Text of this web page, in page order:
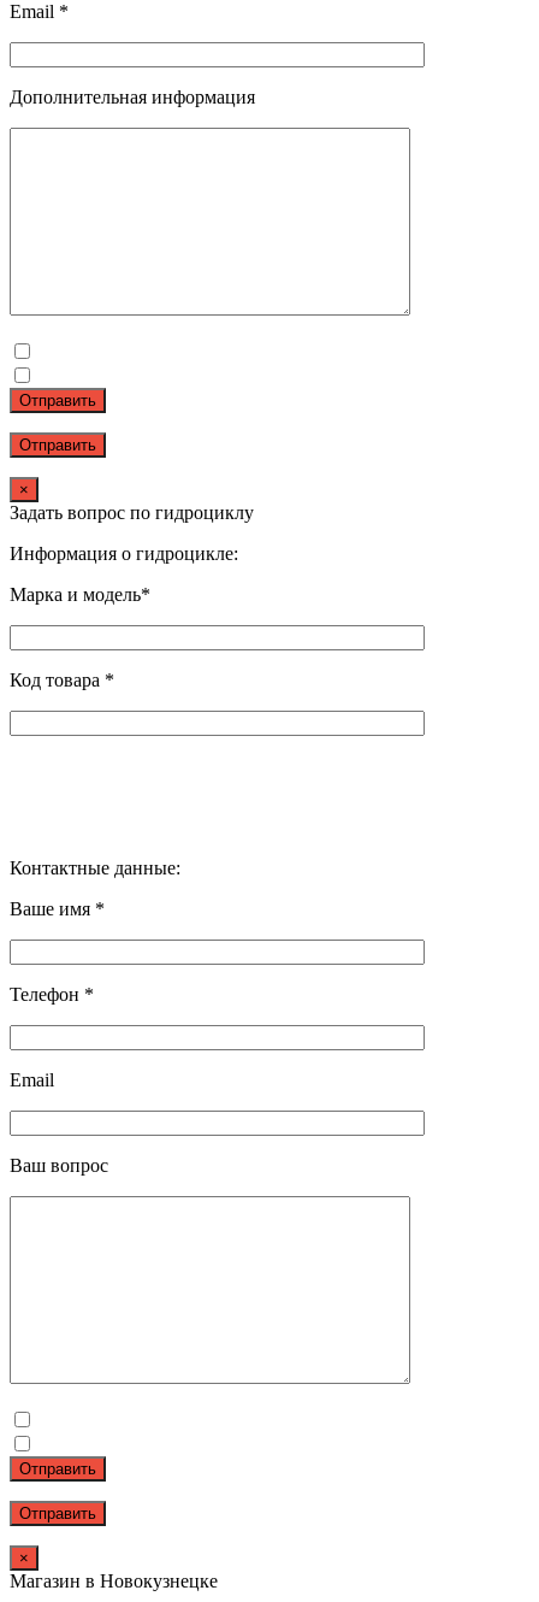
Email *
Дополнительная информация
Отправить
×
Задать вопрос по гидроциклу
Информация о гидроцикле:
Марка и модель*
Код товара *
Контактные данные:
Ваше имя *
Телефон *
Email
Ваш вопрос
Отправить
×
Магазин в Новокузнецке